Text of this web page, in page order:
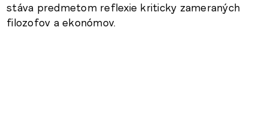
stáva predmetom reflexie kriticky zameraných
filozofov a ekonómov.